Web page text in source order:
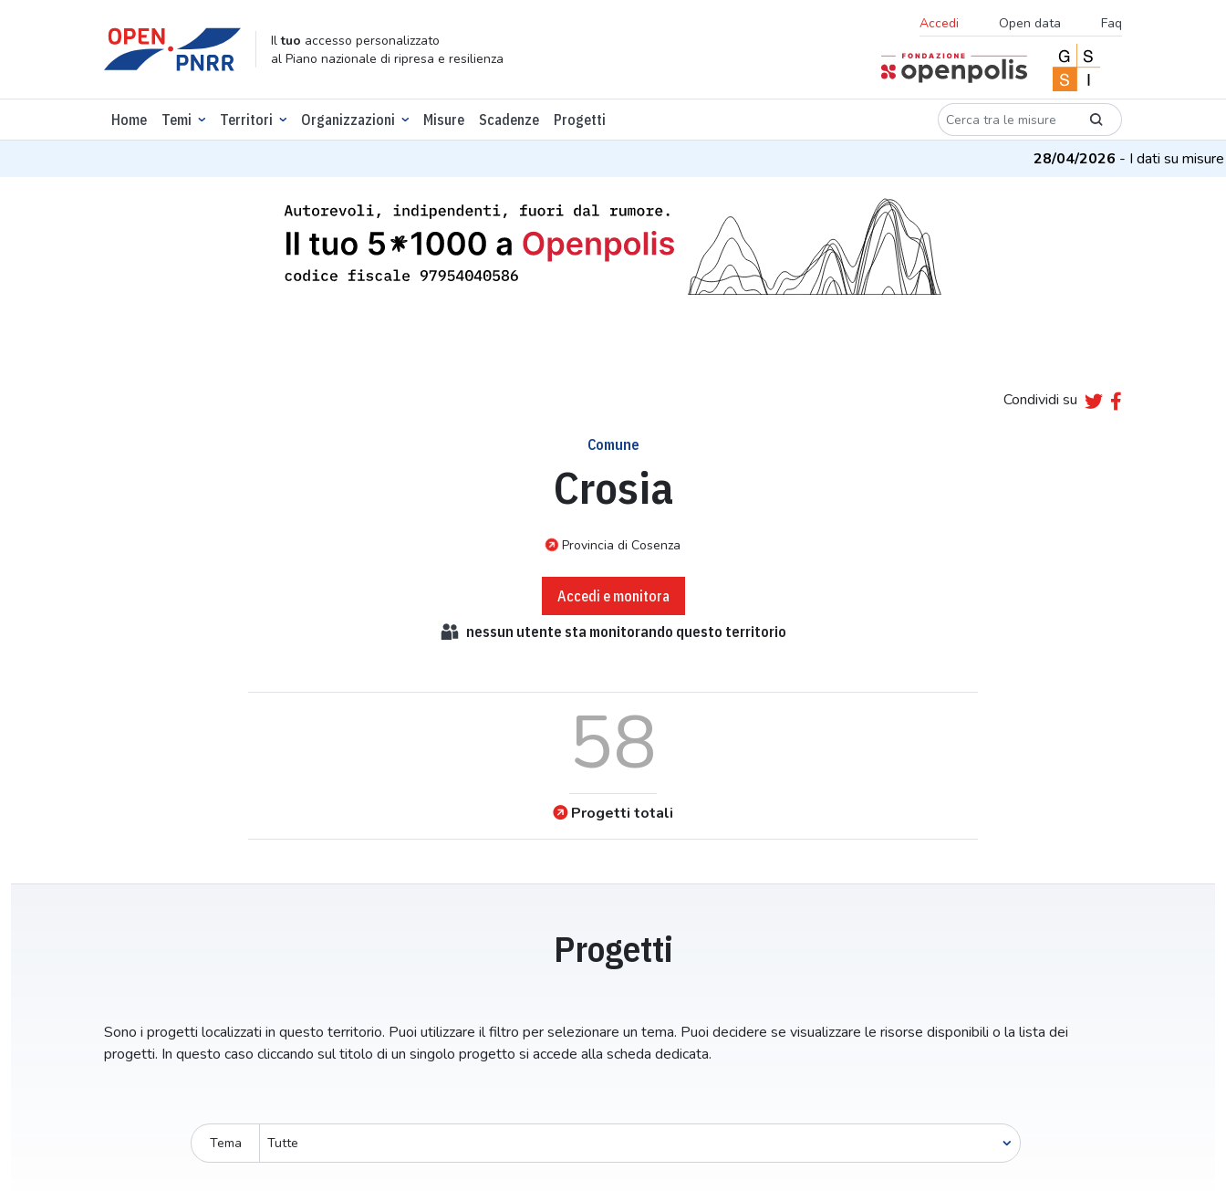
Iltuo accesso personalizzato
al Piano nazionale di ripresa e resilienza
Accedi Open data Faq
Home Temi Territori Organizzazioni Misure Scadenze Progetti
28/04/2026- I dati su misure e
Condividi su
Comune
Crosia
Provincia di Cosenza
Accedi e monitora
nessun utente sta monitorando questo territorio
58
Progetti totali
Progetti
Sono i progetti localizzati in questo territorio. Puoi utilizzare il filtro per selezionare un tema. Puoi decidere se visualizzare le risorse disponibili o la lista dei
progetti. In questo caso cliccando sul titolo di un singolo progetto si accede alla scheda dedicata.
Tema